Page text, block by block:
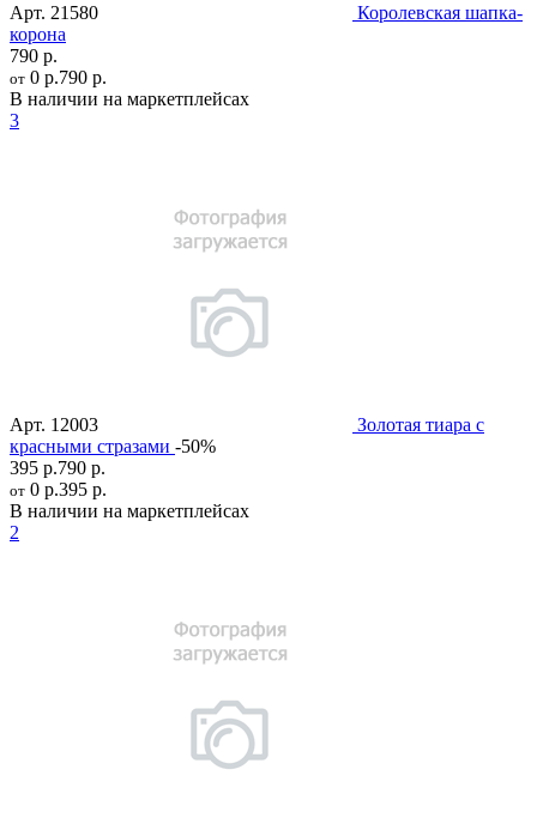
Арт. 21580
Королевская шапка-
корона
790 р.
от 0 р.790 р.
В наличии на маркетплейсах
3
Арт. 12003
Золотая тиара с
красными стразами -50%
395 р.790 р.
от 0 р.395 р.
В наличии на маркетплейсах
2